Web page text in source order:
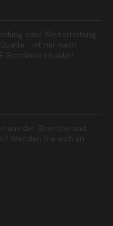
oder Weiterleitung
- ist nur nach
Getränke erlaubt!
aus der Branche und
Wenden Sie sich an